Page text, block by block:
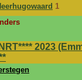
1
2023